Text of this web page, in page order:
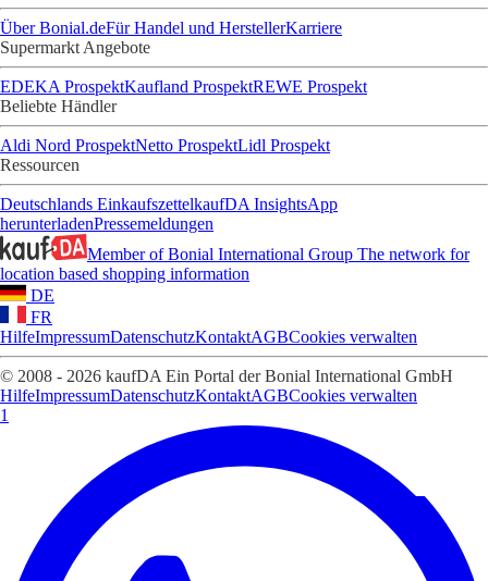
Über Bonial.deFür Handel und HerstellerKarriere
Supermarkt Angebote
EDEKA ProspektKaufland ProspektREWE Prospekt
Beliebte Händler
Aldi Nord ProspektNetto ProspektLidl Prospekt
Ressourcen
Deutschlands EinkaufszettelkaufDA InsightsApp
herunterladenPressemeldungen
Member of Bonial International Group The network for
location based shopping information
DE
FR
HilfeImpressumDatenschutzKontaktAGBCookies verwalten
© 2008 - 2026 kaufDA Ein Portal der Bonial International GmbH
HilfeImpressumDatenschutzKontaktAGBCookies verwalten
1